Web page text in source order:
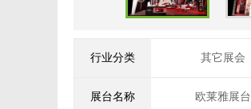
行业分类 其它展会
展台名称 欧莱雅展台